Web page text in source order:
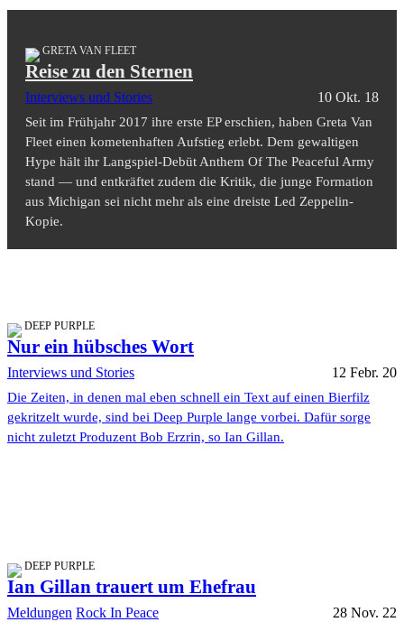
GRETA VAN FLEET
Reise zu den Sternen
Interviews und Stories 10 Okt. 18
Seit im Frühjahr 2017 ihre erste EP erschien, haben Greta Van
Fleet einen kometenhaften Aufstieg erlebt. Dem gewaltigen
Hype hält ihr Langspiel-Debüt Anthem Of The Peaceful Army
stand — und entkräftet zudem die Kritik, die junge Formation
aus Michigan sei nicht mehr als eine dreiste Led Zeppelin-
Kopie.
DEEP PURPLE
Nur ein hübsches Wort
Interviews und Stories 12 Febr. 20
Die Zeiten, in denen mal eben schnell ein Text auf einen Bierfilz
gekritzelt wurde, sind bei Deep Purple lange vorbei. Dafür sorge
nicht zuletzt Produzent Bob Erzrin, so Ian Gillan.
DEEP PURPLE
Ian Gillan trauert um Ehefrau
Meldungen Rock In Peace 28 Nov. 22